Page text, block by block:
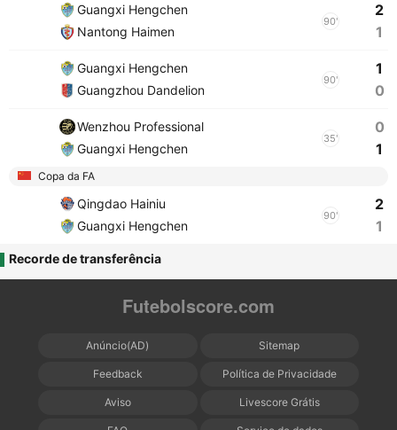
Guangxi Hengchen
Nantong Haimen
90'
2
1
Guangxi Hengchen
Guangzhou Dandelion
90'
1
0
Wenzhou Professional
Guangxi Hengchen
35'
0
1
Copa da FA
Qingdao Hainiu
Guangxi Hengchen
90'
2
1
Recorde de transferência
Futebolscore.com
Anúncio(AD) Sitemap
Feedback Política de Privacidade
Aviso Livescore Grátis